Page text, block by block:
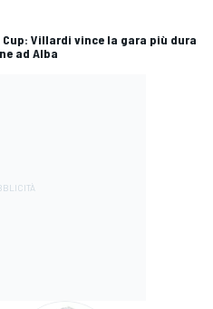
Cup: Villardi vince la gara più dura
ad Alba